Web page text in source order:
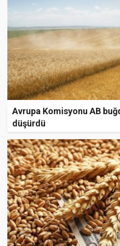
Avrupa Komisyonu AB
düşürdü